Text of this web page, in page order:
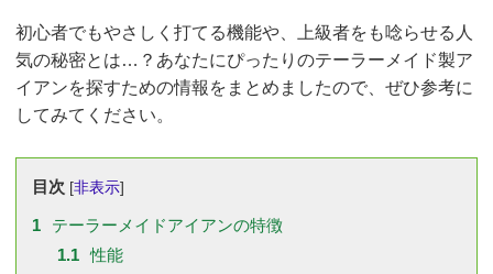
初心者でもやさしく打てる機能や、上級者をも唸らせる人
気の秘密とは…？あなたにぴったりのテーラーメイド製ア
イアンを探すための情報をまとめましたので、ぜひ参考に
してみてください。
目次 [非表示]
1
テーラーメイドアイアンの特徴
1.1 性能